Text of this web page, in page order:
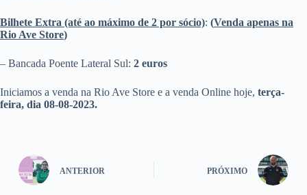
Bilhete Extra (até ao máximo de 2 por sócio): (Venda apenas na
Rio Ave Store)
– Bancada Poente Lateral Sul: 2 euros
Iniciamos a venda na Rio Ave Store e a venda Online hoje, terça-
feira, dia 08-08-2023.
ANTERIOR PRÓXIMO